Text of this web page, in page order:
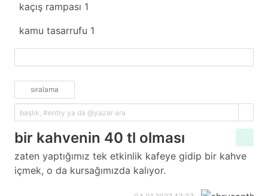
kaçış rampası 1
kamu tasarrufu 1
sıralama
bir kahvenin 40 tl olması
zaten yaptığımız tek etkinlik kafeye gidip bir kahve
içmek, o da kursağımızda kalıyor.